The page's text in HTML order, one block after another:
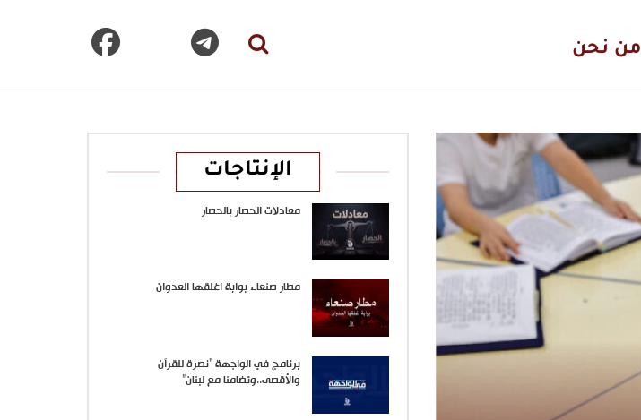
من نحن
الإنتاجات
معادلات الحصار بالحصار
مطار صنعاء بوابة اغلقها العدوان
برنامج في الواجهة “نصرة للقرآن
والأقصى..وتضامنا مع لبنان”